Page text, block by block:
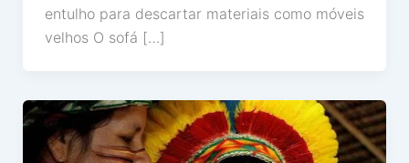
entulho para descartar materiais como móveis
velhos O sofá […]